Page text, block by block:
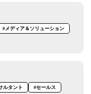
#メディア＆ソリューション
ルタント #セールス